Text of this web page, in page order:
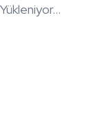
Yükleniyor...